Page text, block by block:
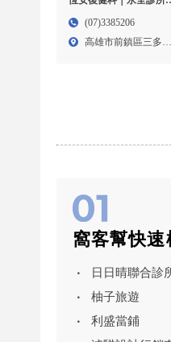
復健科診所,高雄復健科
仁武區復健科診所
(07)3385206
高雄市前鎮區三多二
窩客幫快速
日日晴聯合診
柚子旅遊
利盛當鋪